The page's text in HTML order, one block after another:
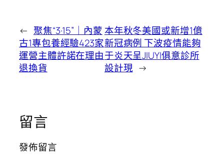
← 聚焦“3·15”｜內蒙
古1專包養經驗423家
運營主體許諾在理由
退換貨
本年秋冬美國或新增1億
新冠病例 下波疫情能夠
于炎天呈JIUYI俱意診所
設計現 →
留言
發佈留言